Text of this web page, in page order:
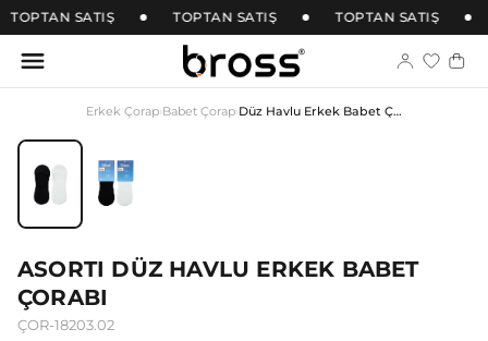
TOPTAN SATIŞ TOPTAN SATIŞ TOPTAN SATIŞ
Erkek Çorap›Babet Çorap› Düz Havlu Erkek Babet Çorabı
ASORTI DÜZ HAVLU ERKEK BABET
ÇORABI
ÇOR-18203.02